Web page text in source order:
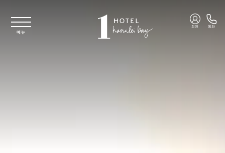
메뉴
회원 통화